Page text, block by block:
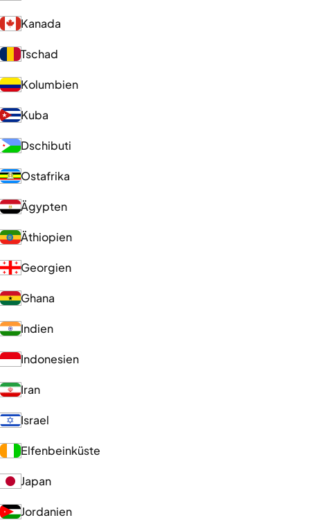
Kanada
Tschad
Kolumbien
Kuba
Dschibuti
Ostafrika
Ägypten
Äthiopien
Georgien
Ghana
Indien
Indonesien
Iran
Israel
Elfenbeinküste
Japan
Jordanien